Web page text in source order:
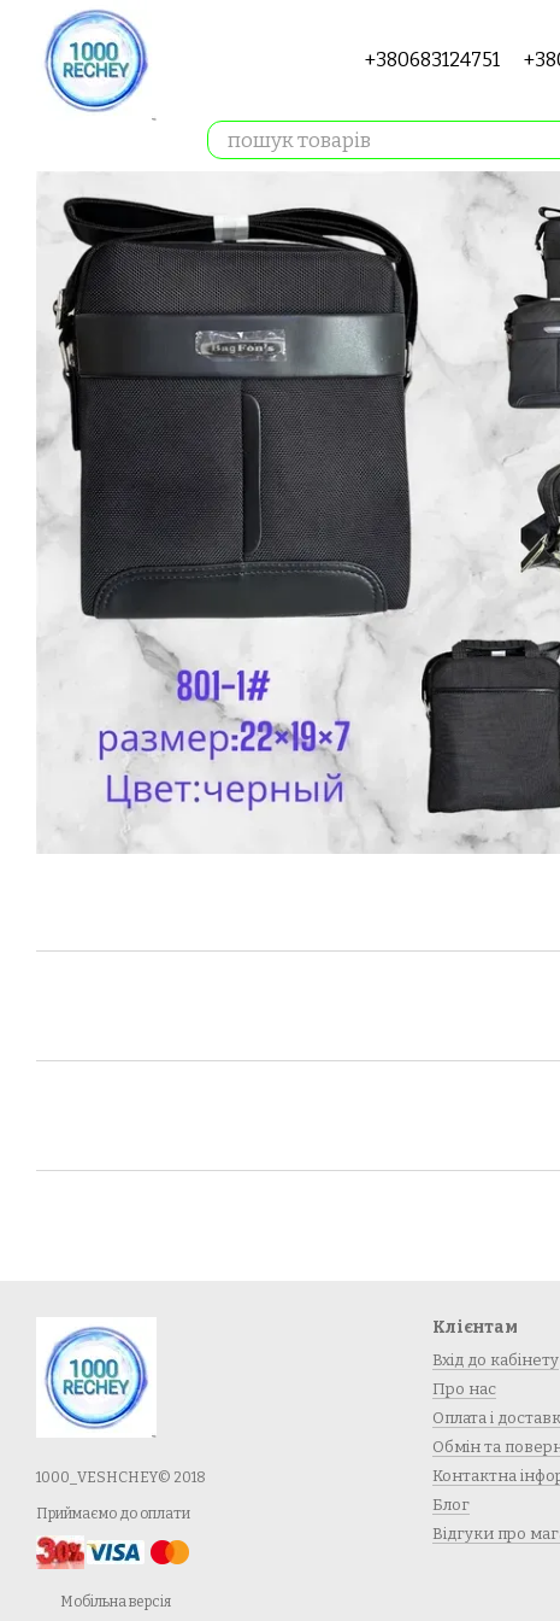
Перейти до основного контенту
+380683124751
1000_VESHCHEY© 2018
Приймаємо до оплати
Мобільна версія
Клієнтам
Вхід до кабінету
Про нас
Оплата і
Обмін та
Контактна
Блог
Відгуки про